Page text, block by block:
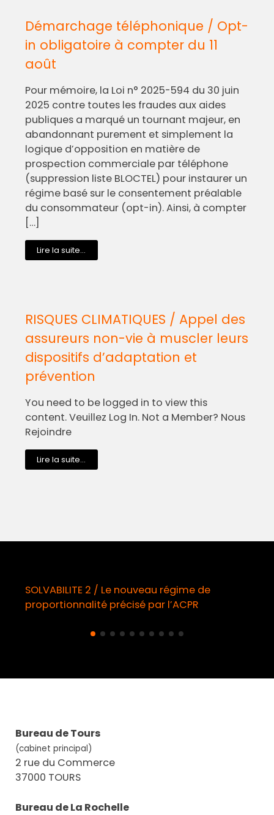
Démarchage téléphonique / Opt-
in obligatoire à compter du 11
août
Pour mémoire, la Loi n° 2025-594 du 30 juin
2025 contre toutes les fraudes aux aides
publiques a marqué un tournant majeur, en
abandonnant purement et simplement la
logique d’opposition en matière de
prospection commerciale par téléphone
(suppression liste BLOCTEL) pour instaurer un
régime basé sur le consentement préalable
du consommateur (opt-in). Ainsi, à compter
[…]
Lire la suite...
RISQUES CLIMATIQUES / Appel des
assureurs non-vie à muscler leurs
dispositifs d’adaptation et
prévention
You need to be logged in to view this
content. Veuillez Log In. Not a Member? Nous
Rejoindre
Lire la suite...
SOLVABILITE 2 / Le nouveau régime de
proportionnalité précisé par l’ACPR
Bureau de Tours
(cabinet principal)
2 rue du Commerce
37000 TOURS
Bureau de La Rochelle